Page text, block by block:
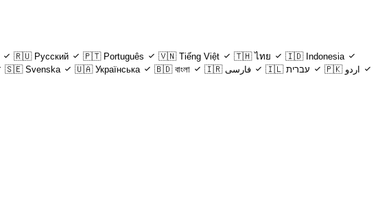
🇷🇺 Русский 🇵🇹 Português 🇻🇳 Tiếng Việt 🇹🇭 ไทย 🇮🇩 Indonesia
🇸🇪 Svenska 🇺🇦 Українська 🇧🇩 বাংলা 🇮🇷 فارسی 🇮🇱 עברית 🇵🇰 اردو